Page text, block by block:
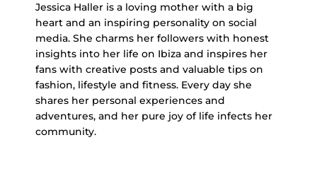
Jessica Haller is a loving mother with a big
heart and an inspiring personality on social
media. She charms her followers with honest
insights into her life on Ibiza and inspires her
fans with creative posts and valuable tips on
fashion, lifestyle and fitness. Every day she
shares her personal experiences and
adventures, and her pure joy of life infects her
community.